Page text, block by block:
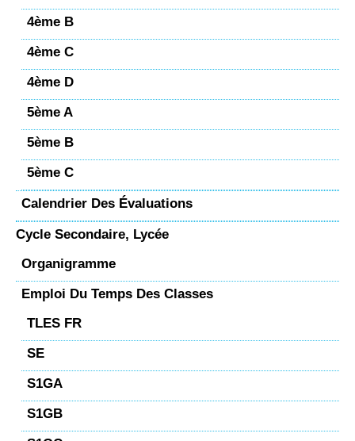
4ème B
4ème C
4ème D
5ème A
5ème B
5ème C
Calendrier Des Évaluations
Cycle Secondaire, Lycée
Organigramme
Emploi Du Temps Des Classes
TLES FR
SE
S1GA
S1GB